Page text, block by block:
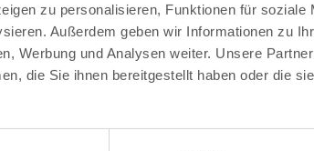
zu personalisieren, Funktionen für soziale
Außerdem geben wir Informationen zu
Werbung und Analysen weiter. Unsere
die Sie ihnen bereitgestellt haben oder die